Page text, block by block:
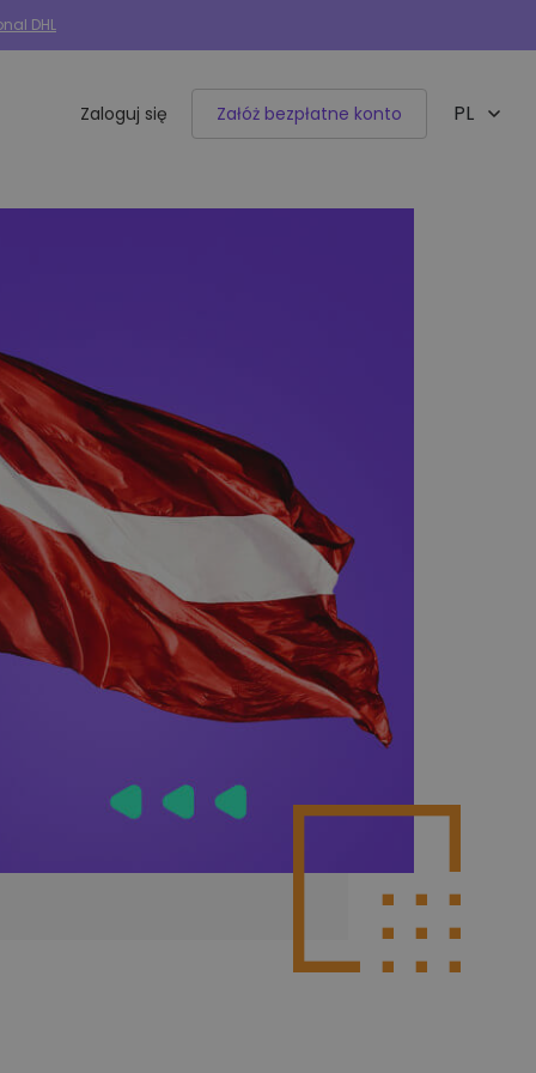
DHL
Allegro Woocommerce
BaseLinker Selly
Poznaj więcej integracji
Zaloguj się Załóż bezpłatne konto PL